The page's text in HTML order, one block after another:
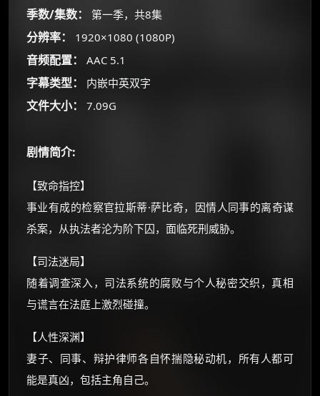
季数/集数： 第一季，共8集
分辨率： 1920×1080 (1080P)
音频配置： AAC 5.1
字幕类型： 内嵌中英双字
文件大小： 7.09G
剧情简介:
【致命指控】
事业有成的检察官拉斯蒂·萨比奇，因情人同事的离奇谋
杀案，从执法者沦为阶下囚，面临死刑威胁。
【司法迷局】
随着调查深入，司法系统的腐败与个人秘密交织，真相
与谎言在法庭上激烈碰撞。
【人性深渊】
妻子、同事、辩护律师各自怀揣隐秘动机，所有人都可
能是真凶，包括主角自己。
朋友们辛苦了 💦
如夸克12个月送14天 最低75元！
价格有浮动，请直接搜索查最低价！
还有支付宝现金红包、外卖红包、
优惠券、活动红包，每日可领。